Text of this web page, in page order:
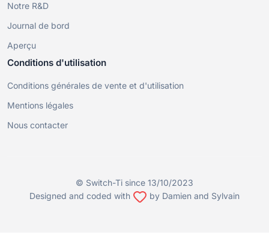
Notre R&D
Journal de bord
Aperçu
Conditions d'utilisation
Conditions générales de vente et d'utilisation
Mentions légales
Nous contacter
© Switch-Ti since 13/10/2023
Designed and coded with
by Damien and Sylvain